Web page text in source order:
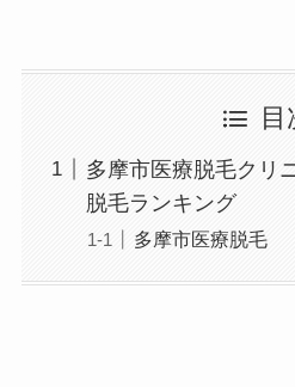
目
多摩市医療脱毛クリ
脱毛ランキング
多摩市医療脱毛